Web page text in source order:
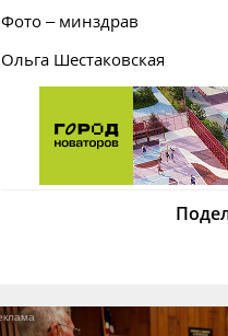
Фото – минздрав
Ольга Шестаковская